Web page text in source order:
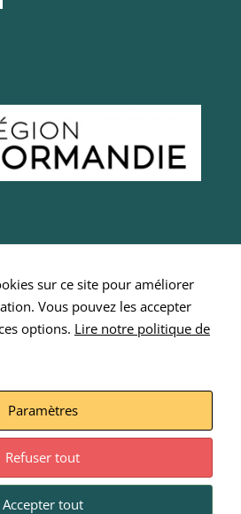
sur ce site pour améliorer
Vous pouvez les accepter
options. Lire notre politique de
Paramètres
Refuser tout
Accepter tout